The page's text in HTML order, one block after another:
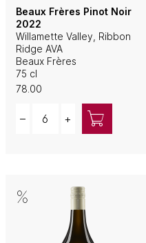
Beaux Frères Pinot Noir
2022
Willamette Valley, Ribbon
Ridge AVA
Beaux Frères
75 cl
78.00
– +